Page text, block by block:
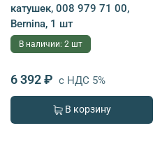
катушек, 008 979 71 00,
Bernina, 1 шт
В наличии: 2 шт
6 392 ₽ с НДС 5%
В корзину